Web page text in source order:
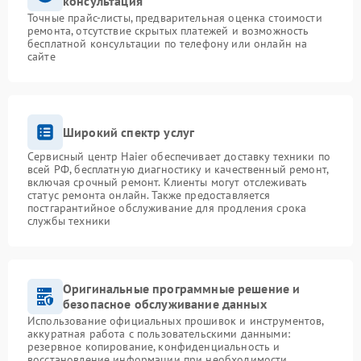
Точные прайс-листы, предварительная оценка стоимости
ремонта, отсутствие скрытых платежей и возможность
бесплатной консультации по телефону или онлайн на
сайте
Широкий спектр услуг
Сервисный центр Haier обеспечивает доставку техники по
всей РФ, бесплатную диагностику и качественный ремонт,
включая срочный ремонт. Клиенты могут отслеживать
статус ремонта онлайн. Также предоставляется
постгарантийное обслуживание для продления срока
службы техники
Оригинальные программные решение и
безопасное обслуживание данных
Использование официальных прошивок и инструментов,
аккуратная работа с пользовательскими данными:
резервное копирование, конфиденциальность и